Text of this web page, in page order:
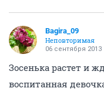
Bagira_09
Неповторимая
06 сентября 2013
Зосенька растет и
воспитанная